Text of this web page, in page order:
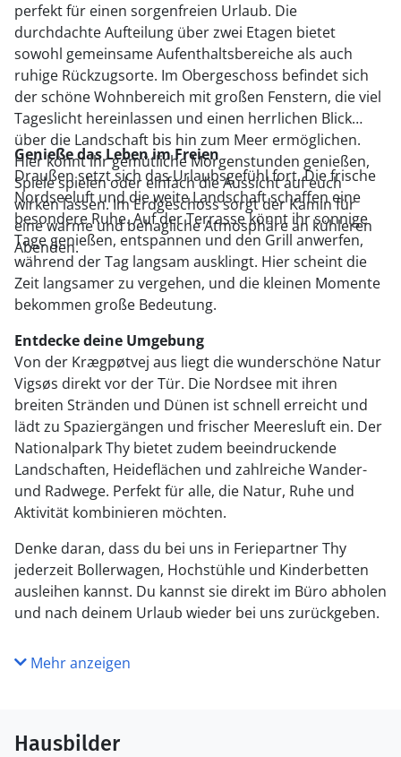
perfekt für einen sorgenfreien Urlaub. Die
durchdachte Aufteilung über zwei Etagen bietet
sowohl gemeinsame Aufenthaltsbereiche als auch
ruhige Rückzugsorte. Im Obergeschoss befindet sich
der schöne Wohnbereich mit großen Fenstern, die viel
Tageslicht hereinlassen und einen herrlichen Blick
über die Landschaft bis hin zum Meer ermöglichen.
Hier könnt ihr gemütliche Morgenstunden genießen,
Spiele spielen oder einfach die Aussicht auf euch
wirken lassen. Im Erdgeschoss sorgt der Kamin für
eine warme und behagliche Atmosphäre an kühleren
Abenden.
Genieße das Leben im Freien
Draußen setzt sich das Urlaubsgefühl fort. Die frische
Nordseeluft und die weite Landschaft schaffen eine
besondere Ruhe. Auf der Terrasse könnt ihr sonnige
Tage genießen, entspannen und den Grill anwerfen,
während der Tag langsam ausklingt. Hier scheint die
Zeit langsamer zu vergehen, und die kleinen Momente
bekommen große Bedeutung.
Entdecke deine Umgebung
Von der Krægpøtvej aus liegt die wunderschöne Natur
Vigsøs direkt vor der Tür. Die Nordsee mit ihren
breiten Stränden und Dünen ist schnell erreicht und
lädt zu Spaziergängen und frischer Meeresluft ein. Der
Nationalpark Thy bietet zudem beeindruckende
Landschaften, Heideflächen und zahlreiche Wander-
und Radwege. Perfekt für alle, die Natur, Ruhe und
Aktivität kombinieren möchten.
Denke daran, dass du bei uns in Feriepartner Thy
jederzeit Bollerwagen, Hochstühle und Kinderbetten
ausleihen kannst. Du kannst sie direkt im Büro abholen
und nach deinem Urlaub wieder bei uns zurückgeben.
Mehr anzeigen
Hausbilder